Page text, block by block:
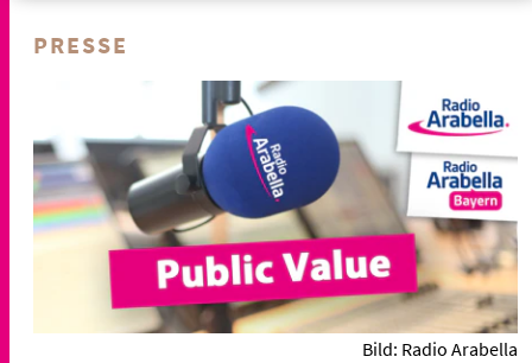
PRESSE
Bild: Radio Arabella